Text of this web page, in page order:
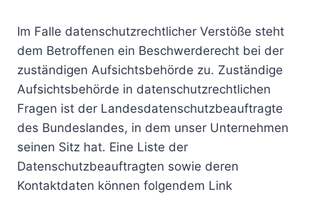
Im Falle datenschutzrechtlicher Verstöße steht
dem Betroffenen ein Beschwerderecht bei der
zuständigen Aufsichtsbehörde zu. Zuständige
Aufsichtsbehörde in datenschutzrechtlichen
Fragen ist der Landesdatenschutzbeauftragte
des Bundeslandes, in dem unser Unternehmen
seinen Sitz hat. Eine Liste der
Datenschutzbeauftragten sowie deren
Kontaktdaten können folgendem Link